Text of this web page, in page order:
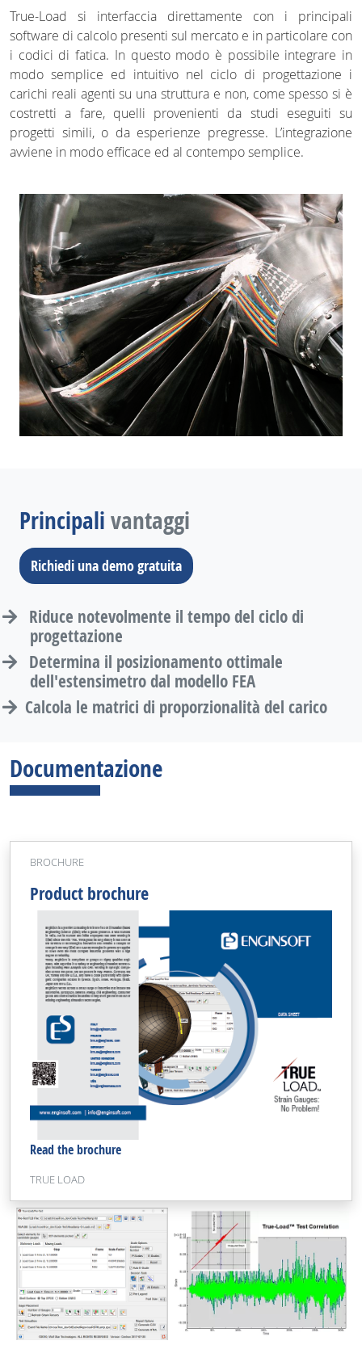
True-Load si interfaccia direttamente con i principali
software di calcolo presenti sul mercato e in particolare con
i codici di fatica. In questo modo è possibile integrare in
modo semplice ed intuitivo nel ciclo di progettazione i
carichi reali agenti su una struttura e non, come spesso si è
costretti a fare, quelli provenienti da studi eseguiti su
progetti simili, o da esperienze pregresse. L’integrazione
avviene in modo efficace ed al contempo semplice.
Principali vantaggi
Richiedi una demo gratuita
Riduce notevolmente il tempo del ciclo di
progettazione
Determina il posizionamento ottimale
dell'estensimetro dal modello FEA
Calcola le matrici di proporzionalità del carico
Documentazione
BROCHURE
Product brochure
Read the brochure
TRUE LOAD